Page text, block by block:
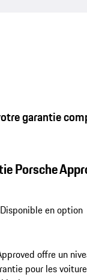
garantie
Porsche
Disponible en option
offre un
pour les